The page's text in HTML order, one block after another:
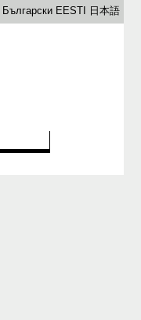
Български EESTI 日本語